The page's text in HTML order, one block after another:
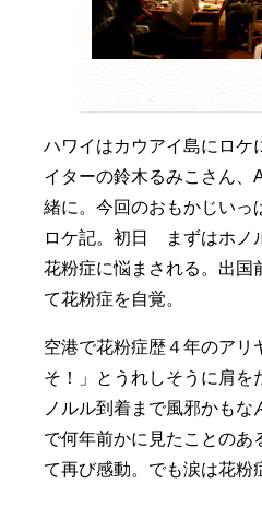
ハワイはカウアイ島にロケ
イターの鈴木るみこさん、
緒に。今回のおもかじいっ
ロケ記。初日 まずはホノ
花粉症に悩まされる。出国
て花粉症を自覚。
空港で花粉症歴４年のアリ
そ！」とうれしそうに肩を
ノルル到着まで風邪かもな
で何年前かに見たことのあ
て再び感動。でも涙は花粉